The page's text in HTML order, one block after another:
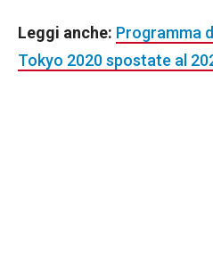
Leggi anche: Programma
Tokyo 2020 spostate al